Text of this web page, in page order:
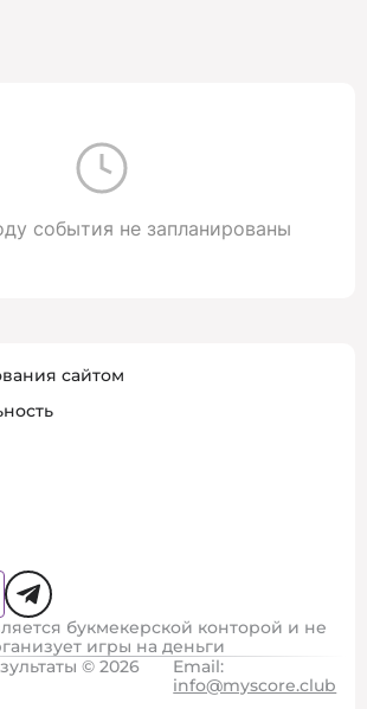
события не запланированы
сайтом
букмекерской конторой и не
игры на деньги
© 2026
Email:
info@myscore.club